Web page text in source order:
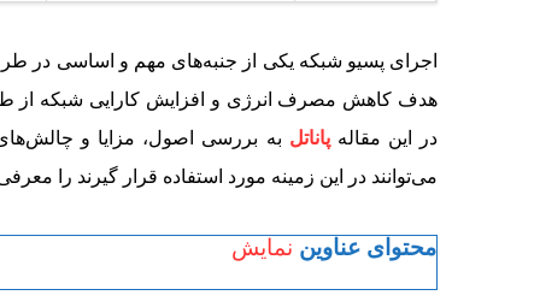
اجرای پسیو شبکه یکی از جنبه‌های مهم و اساسی در
هدف کاهش مصرف انرژی و افزایش کارایی شبکه از
در این مقالهپاناتل به بررسی اصول، مزایا و
می‌توانند در این زمینه مورد استفاده قرار گیرند را
محتوای عناوین نمایش